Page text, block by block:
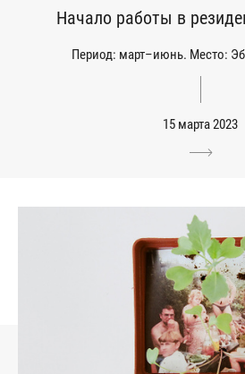
Начало работы в
Период: март–июнь. Место:
15 марта 2023